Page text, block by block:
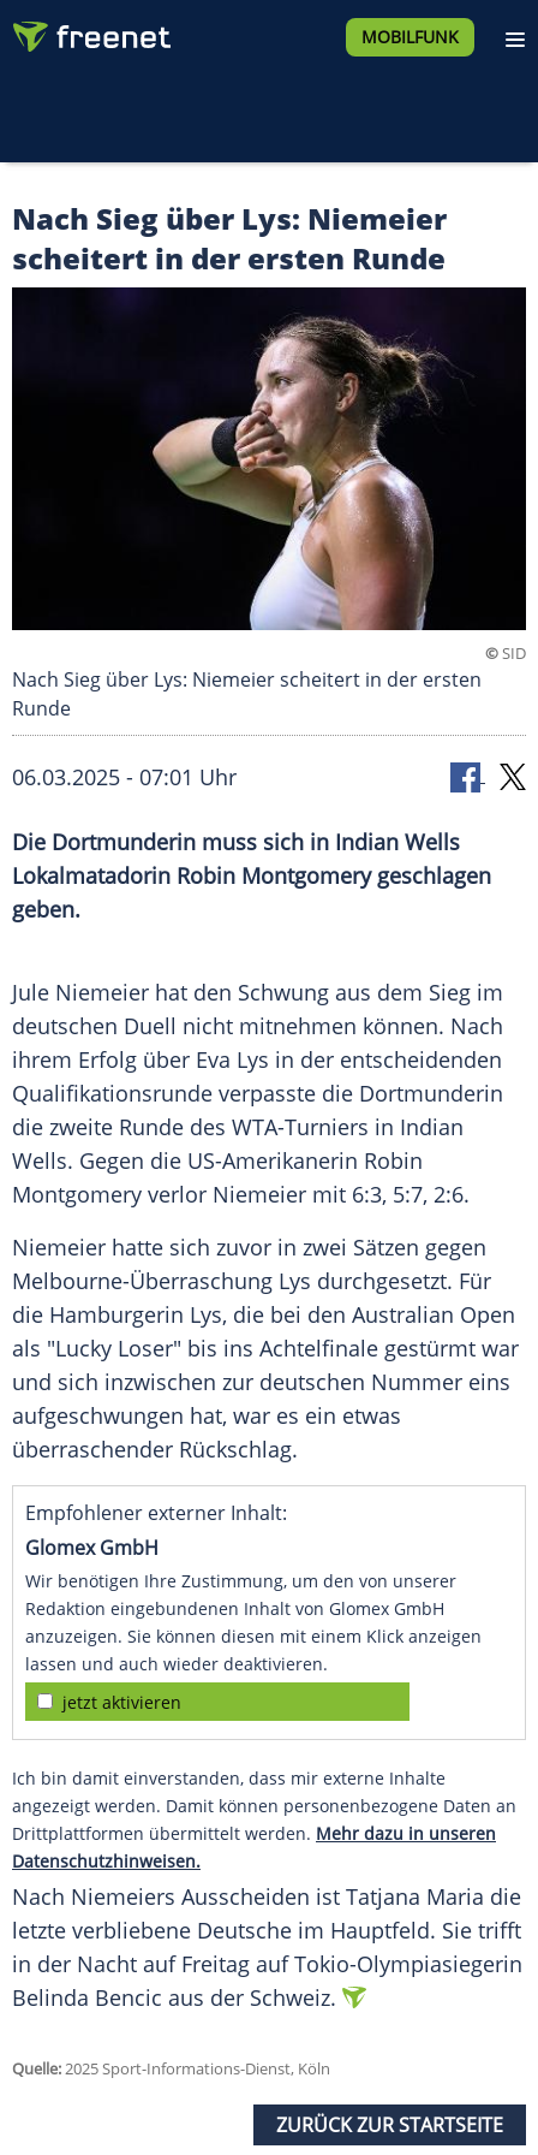
MOBILFUNK
Nach Sieg über Lys: Niemeier
scheitert in der ersten Runde
©SID
Nach Sieg über Lys: Niemeier scheitert in der ersten
Runde
06.03.2025 - 07:01 Uhr
Die Dortmunderin muss sich in Indian Wells
Lokalmatadorin Robin Montgomery geschlagen
geben.
Jule Niemeier hat den Schwung aus dem Sieg im
deutschen Duell nicht mitnehmen können. Nach
ihrem Erfolg über Eva Lys in der entscheidenden
Qualifikationsrunde verpasste die Dortmunderin
die zweite Runde des WTA-Turniers in Indian
Wells. Gegen die US-Amerikanerin Robin
Montgomery verlor Niemeier mit 6:3, 5:7, 2:6.
Niemeier hatte sich zuvor in zwei Sätzen gegen
Melbourne-Überraschung Lys durchgesetzt. Für
die Hamburgerin Lys, die bei den Australian Open
als "Lucky Loser" bis ins Achtelfinale gestürmt war
und sich inzwischen zur deutschen Nummer eins
aufgeschwungen hat, war es ein etwas
überraschender Rückschlag.
Empfohlener externer Inhalt:
Glomex GmbH
Wir benötigen Ihre Zustimmung, um den von unserer
Redaktion eingebundenen Inhalt von Glomex GmbH
anzuzeigen. Sie können diesen mit einem Klick anzeigen
lassen und auch wieder deaktivieren.
jetzt aktivieren
Ich bin damit einverstanden, dass mir externe Inhalte
angezeigt werden. Damit können personenbezogene Daten an
Drittplattformen übermittelt werden. Mehr dazu in unseren
Datenschutzhinweisen.
Nach Niemeiers Ausscheiden ist Tatjana Maria die
letzte verbliebene Deutsche im Hauptfeld. Sie trifft
in der Nacht auf Freitag auf Tokio-Olympiasiegerin
Belinda Bencic aus der Schweiz.
Quelle:2025 Sport-Informations-Dienst, Köln
ZURÜCK ZUR STARTSEITE